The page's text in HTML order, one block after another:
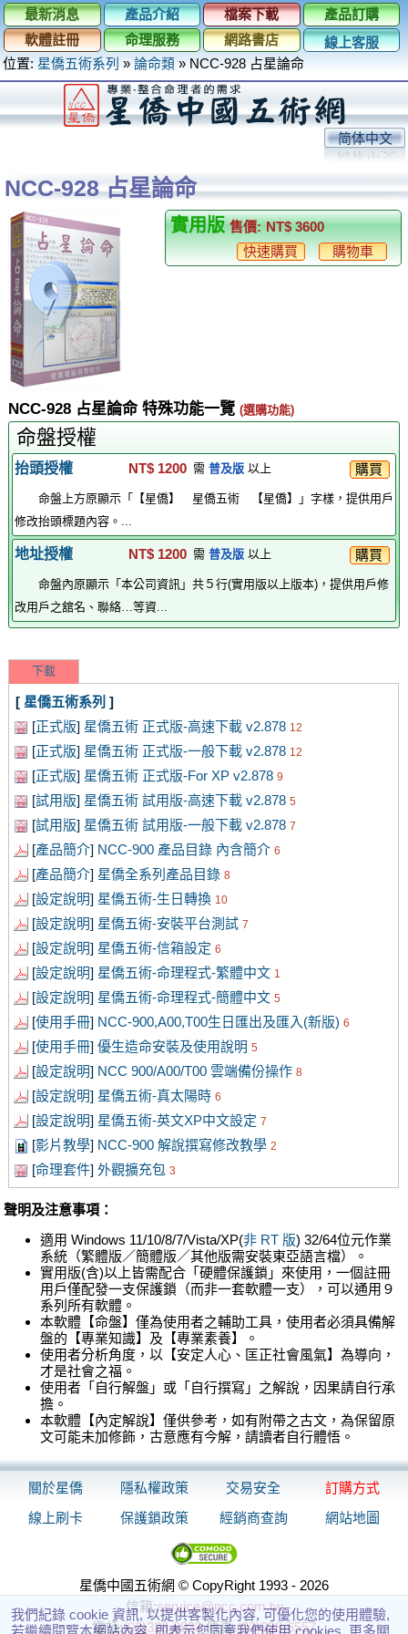
最新消息 產品介紹 檔案下載
產品訂購
軟體註冊
命理服務 網路書店
線上客服
位置: 星僑五術系列 » 論命類 » NCC-928 占星論命
简体中文
NCC-928 占星論命
實用版 售價: NT$ 3600
購物車
快速購買
NCC-928 占星論命 特殊功能一覽 (選購功能)
命盤授權
抬頭授權 NT$ 1200 需 普及版以上 購買
命盤上方原顯示「【星僑】 星僑五術 【星僑】」字樣，提供用戶
修改抬頭標題內容。...
地址授權 NT$ 1200 需 普及版以上 購買
命盤內原顯示「本公司資訊」共５行(實用版以上版本)，提供用戶修
改用戶之舘名、聯絡…等資...
下載
[ 星僑五術系列 ]
[正式版] 星僑五術 正式版-高速下載 v2.878 12
[正式版] 星僑五術 正式版-一般下載 v2.878 12
[正式版] 星僑五術 正式版-For XP v2.878 9
[試用版] 星僑五術 試用版-高速下載 v2.878 5
[試用版] 星僑五術 試用版-一般下載 v2.878 7
[產品簡介] NCC-900 產品目錄 內含簡介 6
[產品簡介] 星僑全系列產品目錄 8
[設定說明] 星僑五術-生日轉換 10
[設定說明] 星僑五術-安裝平台測試 7
[設定說明] 星僑五術-信箱設定 6
[設定說明] 星僑五術-命理程式-繁體中文 1
[設定說明] 星僑五術-命理程式-簡體中文 5
[使用手冊] NCC-900,A00,T00生日匯出及匯入(新版) 6
[使用手冊] 優生造命安裝及使用說明 5
[設定說明] NCC 900/A00/T00 雲端備份操作 8
[設定說明] 星僑五術-真太陽時 6
[設定說明] 星僑五術-英文XP中文設定 7
[影片教學] NCC-900 解說撰寫修改教學 2
[命理套件] 外觀擴充包 3
聲明及注意事項：
適用 Windows 11/10/8/7/Vista/XP(非 RT 版) 32/64位元作業
系統（繁體版／簡體版／其他版需安裝東亞語言檔）。
實用版(含)以上皆需配合「硬體保護鎖」來使用，一個註冊
用戶僅配發一支保護鎖（而非一套軟體一支），可以通用９
系列所有軟體。
本軟體【命盤】僅為使用者之輔助工具，使用者必須具備解
盤的【專業知識】及【專業素養】。
使用者分析角度，以【安定人心、匡正社會風氣】為導向，
才是社會之福。
使用者「自行解盤」或「自行撰寫」之解說，因果請自行承
擔。
本軟體【內定解說】僅供參考，如有附帶之古文，為保留原
文可能未加修飾，古意應有今解，請讀者自行體悟。
關於星僑 隱私權政策 交易安全
訂購方式
線上刷卡
保護鎖政策 經銷商查詢 網站地圖
星僑中國五術網 © CopyRight 1993 - 2026
信箱:service@ncc.com.tw
電話:(03)328-8833傳真:(03)328-6557
我們紀錄 cookie 資訊, 以提供客製化內容, 可優化您的使用體驗,
若繼續閱覽本網站內容, 即表示您同意我們使用 cookies. 更多關